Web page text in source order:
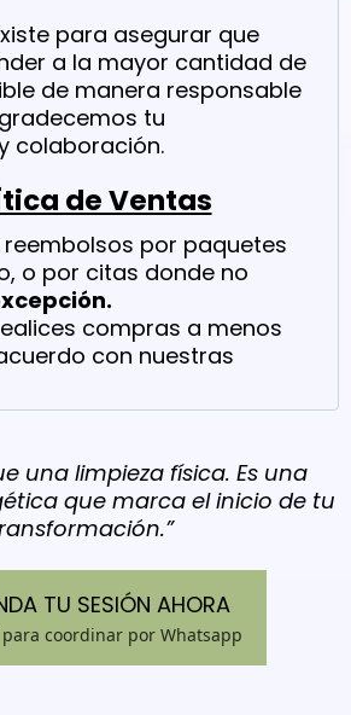
para asegurar que
a la mayor cantidad de
de manera responsable
tu
colaboración.
de Ventas
reembolsos por paquetes
o por citas donde no
compras a menos
con nuestras
una limpieza física. Es una
que marca el inicio de tu
TU SESIÓN AHORA
coordinar por Whatsapp